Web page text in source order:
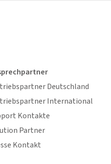
Deutschland
International
Kontakte
Partner
Kontakt